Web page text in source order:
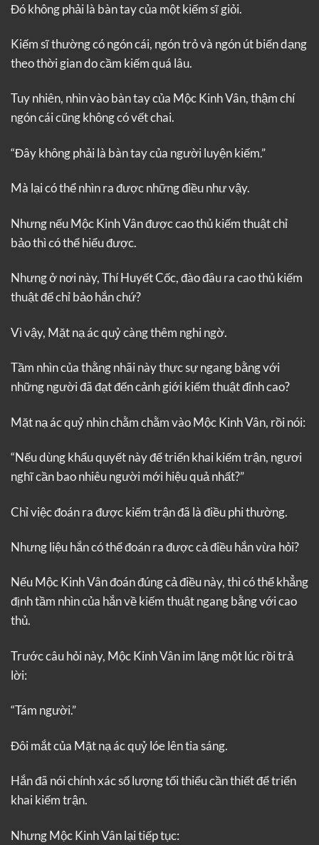
Đó không phải là bàn tay của một kiếm sĩ giỏi.
Kiếm sĩ thường có ngón cái, ngón trỏ và ngón út biến dạng
theo thời gian do cầm kiếm quá lâu.
Tuy nhiên, nhìn vào bàn tay của Mộc Kinh Vân, thậm chí
ngón cái cũng không có vết chai.
“Đây không phải là bàn tay của người luyện kiếm.”
Mà lại có thể nhìn ra được những điều như vậy.
Nhưng nếu Mộc Kinh Vân được cao thủ kiếm thuật chỉ
bảo thì có thể hiểu được.
Nhưng ở nơi này, Thí Huyết Cốc, đào đâu ra cao thủ kiếm
thuật để chỉ bảo hắn chứ?
Vì vậy, Mặt nạ ác quỷ càng thêm nghi ngờ.
Tầm nhìn của thằng nhãi này thực sự ngang bằng với
những người đã đạt đến cảnh giới kiếm thuật đỉnh cao?
Mặt nạ ác quỷ nhìn chằm chằm vào Mộc Kinh Vân, rồi nói:
“Nếu dùng khẩu quyết này để triển khai kiếm trận, ngươi
nghĩ cần bao nhiêu người mới hiệu quả nhất?”
Chỉ việc đoán ra được kiếm trận đã là điều phi thường.
Nhưng liệu hắn có thể đoán ra được cả điều hắn vừa hỏi?
Nếu Mộc Kinh Vân đoán đúng cả điều này, thì có thể khẳng
định tầm nhìn của hắn về kiếm thuật ngang bằng với cao
thủ.
Trước câu hỏi này, Mộc Kinh Vân im lặng một lúc rồi trả
lời:
“Tám người.”
Đôi mắt của Mặt nạ ác quỷ lóe lên tia sáng.
Hắn đã nói chính xác số lượng tối thiểu cần thiết để triển
khai kiếm trận.
Nhưng Mộc Kinh Vân lại tiếp tục: